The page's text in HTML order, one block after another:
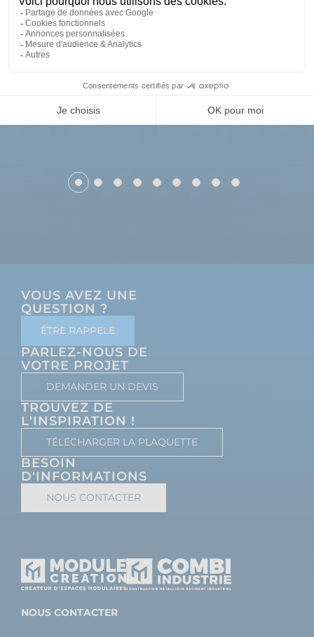
VOUS AVEZ UNE
QUESTION ?
ÊTRE RAPPELÉ
PARLEZ-NOUS DE
VOTRE PROJET
DEMANDER UN DEVIS
TROUVEZ DE
L'INSPIRATION !
TÉLÉCHARGER LA PLAQUETTE
BESOIN
D'INFORMATIONS
NOUS CONTACTER
NOUS CONTACTER